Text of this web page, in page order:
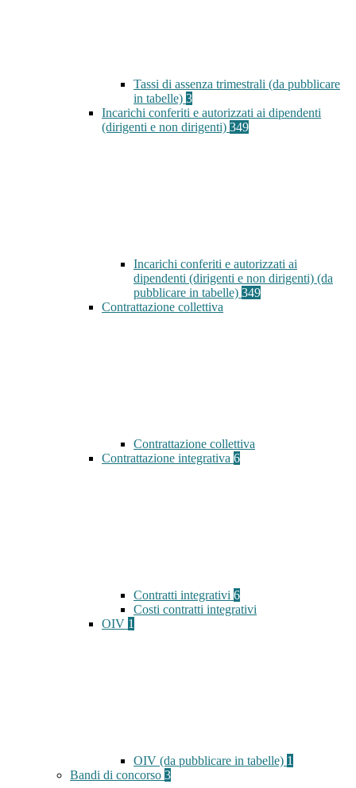
Tassi di assenza trimestrali (da pubblicare
in tabelle) 3
Incarichi conferiti e autorizzati ai dipendenti
(dirigenti e non dirigenti) 349
Incarichi conferiti e autorizzati ai
dipendenti (dirigenti e non dirigenti) (da
pubblicare in tabelle) 349
Contrattazione collettiva
Contrattazione collettiva
Contrattazione integrativa 6
Contratti integrativi 6
Costi contratti integrativi
OIV 1
OIV (da pubblicare in tabelle) 1
Bandi di concorso 3